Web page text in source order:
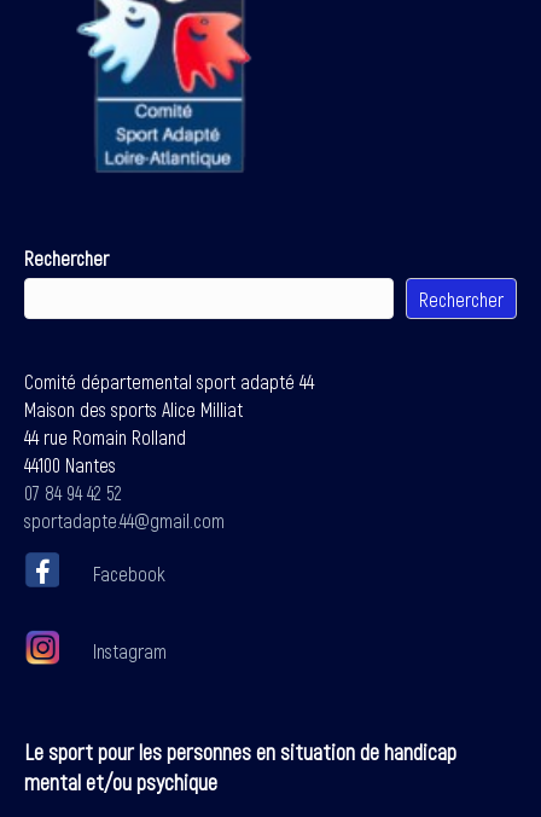
Rechercher
Rechercher
Comité départemental sport adapté 44
Maison des sports Alice Milliat
44 rue Romain Rolland
44100 Nantes
07 84 94 42 52
sportadapte.44@gmail.com
Facebook
Instagram
Le sport pour les personnes en situation de handicap
mental et/ou psychique